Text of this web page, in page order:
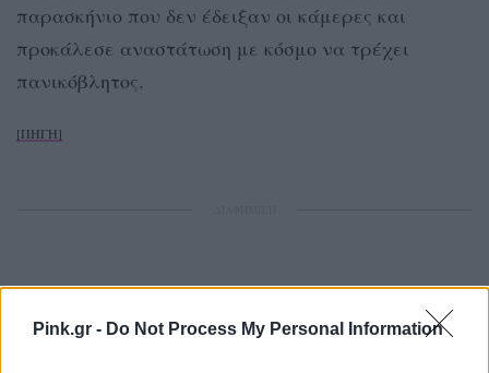
Pink.gr - Do Not Process My Personal Information
παρασκήνιο που δεν έδειξαν οι κάμερες και
προκάλεσε αναστάτωση με κόσμο να τρέχει
πανικόβλητος.
[ΠΗΓΗ]